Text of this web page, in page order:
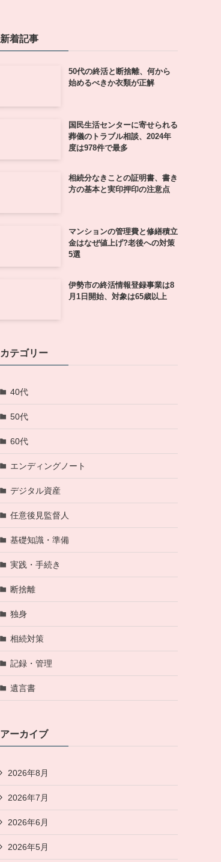
新着記事
50代の終活と断捨離、何から
始めるべきか衣類が正解
国民生活センターに寄せられる
葬儀のトラブル相談、2024年
度は978件で最多
相続分なきことの証明書、書き
方の基本と実印押印の注意点
マンションの管理費と修繕積立
金はなぜ値上げ?老後への対策
5選
伊勢市の終活情報登録事業は8
月1日開始、対象は65歳以上
カテゴリー
40代
50代
60代
エンディングノート
デジタル資産
任意後見監督人
基礎知識・準備
実践・手続き
断捨離
独身
相続対策
記録・管理
遺言書
アーカイブ
2026年8月
2026年7月
2026年6月
2026年5月